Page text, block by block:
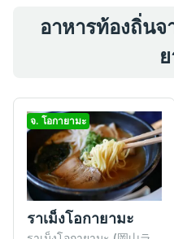
อาหารท้องถิ่น
จ. โอกายามะ
ราเม็งโอกายามะ